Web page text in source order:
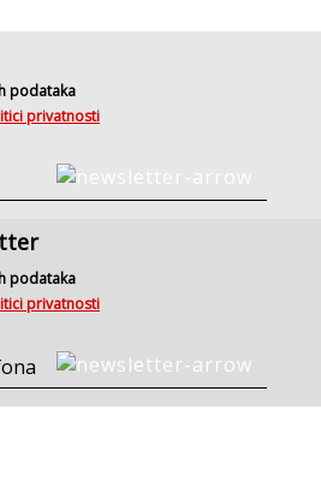
podataka
privatnosti
podataka
privatnosti